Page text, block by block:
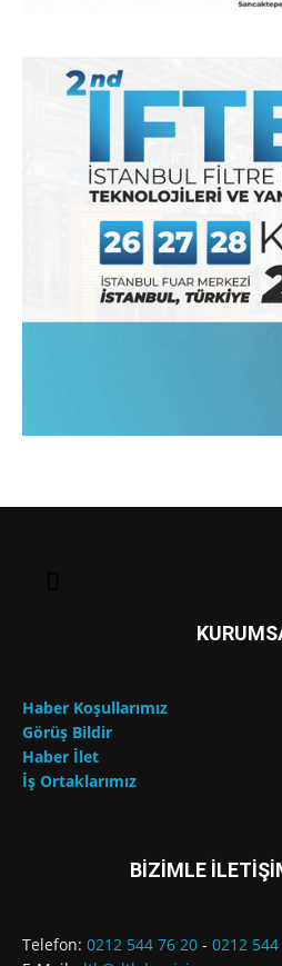
Haber Koşullarımız
Görüş Bildir
Haber İlet
İş Ortaklarımız
BİZİMLE
Telefon: 0212 544 76 20 - 0212 544